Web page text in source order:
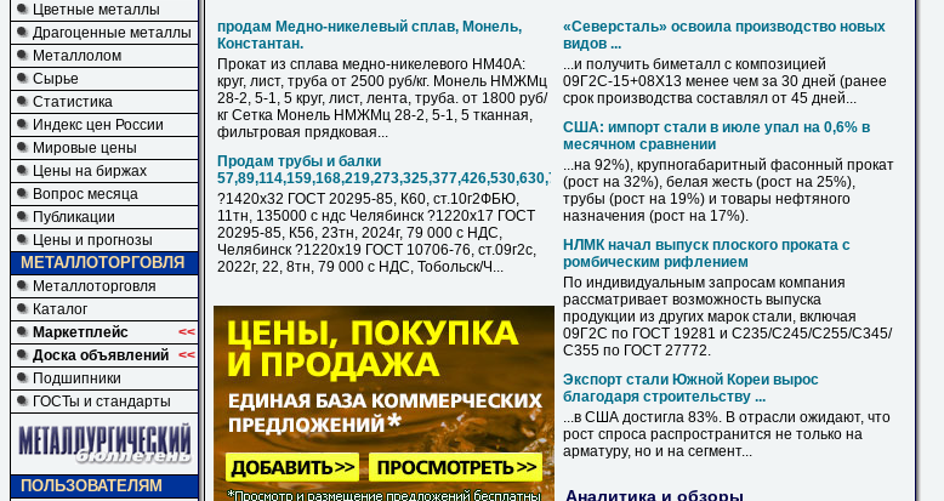
Цветные металлы
Драгоценные металлы
Металлолом
Сырье
Статистика
Индекс цен России
Мировые цены
Цены на биржах
Вопрос месяца
Публикации
Цены и прогнозы
МЕТАЛЛОТОРГОВЛЯ
Металлоторговля
Каталог
Маркетплейс
<<
Доска объявлений <<
Подшипники
ГОСТы и стандарты
ПОЛЬЗОВАТЕЛЯМ
продам Медно-никелевый сплав, Монель,
Константан.
Прокат из сплава медно-никелевого НМ40А:
круг, лист, труба от 2500 руб/кг. Монель НМЖМц
28-2, 5-1, 5 круг, лист, лента, труба. от 1800 руб/
кг Сетка Монель НМЖМц 28-2, 5-1, 5 тканная,
фильтровая прядковая...
Продам трубы и балки
57,89,114,159,168,219,273,325,377,426,530,630,720,820,1020,1220,1420
?1420х32 ГОСТ 20295-85, К60, ст.10г2ФБЮ,
11тн, 135000 с ндс Челябинск ?1220х17 ГОСТ
20295-85, К56, 23тн, 2024г, 79 000 с НДC,
Челябинск ?1220х19 ГОСТ 10706-76, ст.09г2с,
2022г, 22, 8тн, 79 000 с НДC, Тобольск/Ч...
«Северсталь» освоила производство новых
видов ...
...и получить биметалл с композицией
09Г2С-15+08Х13 менее чем за 30 дней (ранее
срок производства составлял от 45 дней...
США: импорт стали в июле упал на 0,6% в
месячном сравнении
...на 92%), крупногабаритный фасонный прокат
(рост на 32%), белая жесть (рост на 25%),
трубы (рост на 19%) и товары нефтяного
назначения (рост на 17%).
НЛМК начал выпуск плоского проката с
ромбическим рифлением
По индивидуальным запросам компания
рассматривает возможность выпуска
продукции из других марок стали, включая
09Г2С по ГОСТ 19281 и С235/С245/С255/С345/
С355 по ГОСТ 27772.
Экспорт стали Южной Кореи вырос
благодаря строительству ...
...в США достигла 83%. В отрасли ожидают, что
рост спроса распространится не только на
арматуру, но и на сегмент...
Аналитика и обзоры